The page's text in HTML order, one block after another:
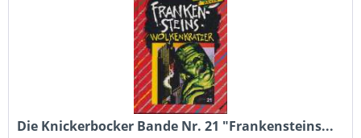
Die Knickerbocker Bande Nr. 21 "Frankensteins...